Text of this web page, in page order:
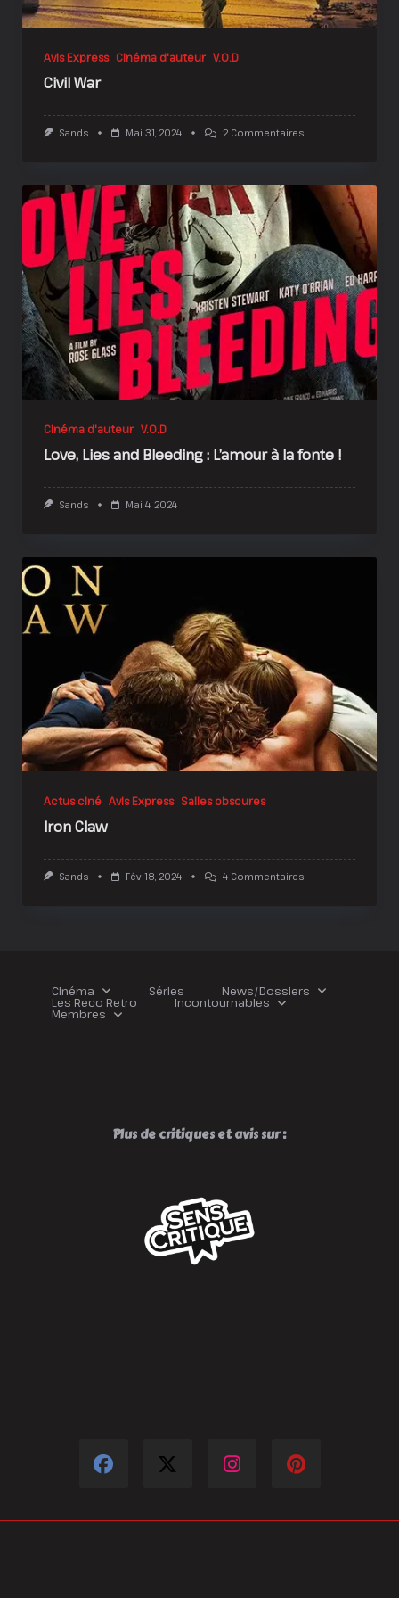
Avis Express Cinéma d'auteur V.O.D
Civil War
Sands Mai 31, 2024 2 CommentairesSur
Cinéma d'auteur V.O.D
Love, Lies and Bleeding : L’amour à la fonte !
Sands Mai 4, 2024
Actus ciné Avis Express Salles obscures
Iron Claw
Sands Fév 18, 2024 4 CommentairesSur
Cinéma Séries News/Dossiers
Les Reco Retro Incontournables
Membres
Plus de critiques et avis sur :